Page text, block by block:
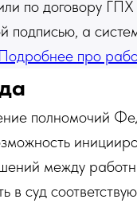
по договору
подписью, а
Подробнее про
полномочий
между
в суд